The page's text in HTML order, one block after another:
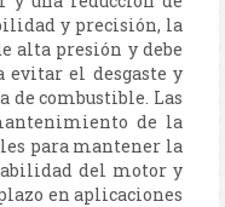
y precisión, la
alta presión y debe
evitar el desgaste y
de combustible. Las
de la
para mantener la
del motor y
en aplicaciones